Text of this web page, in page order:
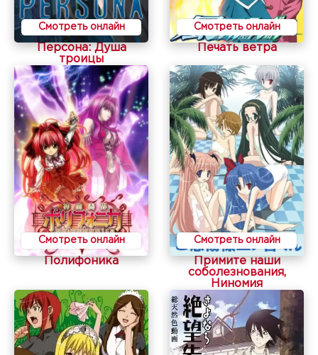
Смотреть онлайн
Персона: Душа
троицы
Смотреть онлайн
Печать ветра
Смотреть онлайн
Полифоника
Смотреть онлайн
Примите наши
соболезнования,
Ниномия